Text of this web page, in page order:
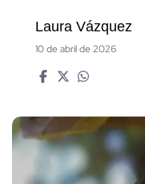
Laura Vázquez
10 de abril de 2026